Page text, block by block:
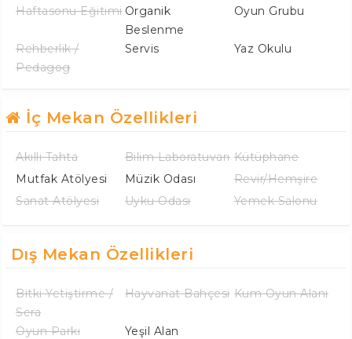
Haftasonu Eğitimi Organik
Beslenme
Oyun Grubu
Rehberlik /
Pedagog
Servis Yaz Okulu
İç Mekan Özellikleri
Akıllı Tahta Bilim Laboratuvarı Kütüphane
Mutfak Atölyesi
Müzik Odası
Revir/Hemşire
Sanat Atölyesi
Uyku Odası Yemek Salonu
Dış Mekan Özellikleri
Bitki Yetiştirme /
Sera
Hayvanat Bahçesi Kum Oyun Alanı
Oyun Parkı Yeşil Alan